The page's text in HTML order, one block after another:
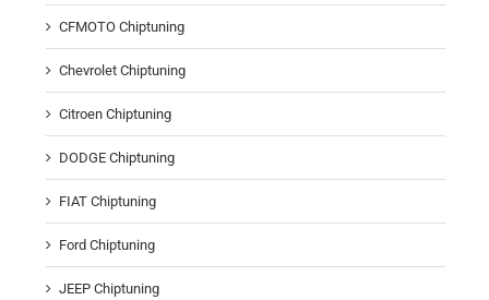
CFMOTO Chiptuning
Chevrolet Chiptuning
Citroen Chiptuning
DODGE Chiptuning
FIAT Chiptuning
Ford Chiptuning
JEEP Chiptuning